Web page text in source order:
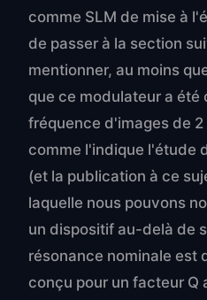
comme SLM de mise à
de passer à la section
mentionner, au moins
que ce modulateur a été
fréquence d'images de 2
comme l'indique l'étude
(et la publication à ce
laquelle nous pouvons
un dispositif au-delà de
résonance nominale est
conçu pour un facteur Q